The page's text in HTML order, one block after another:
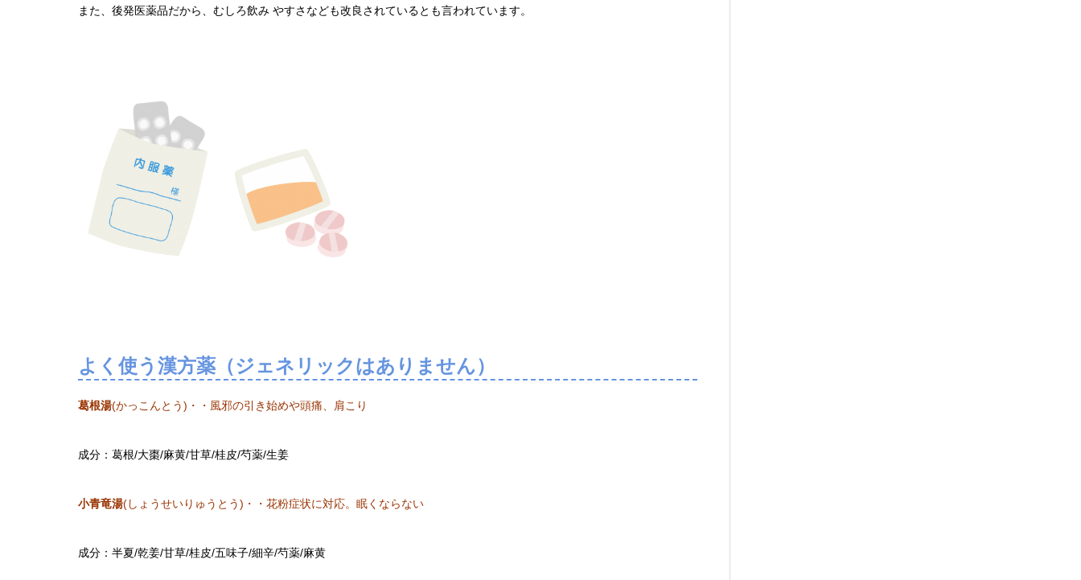
また、後発医薬品だから、むしろ飲み やすさなども改良されているとも言われています。
よく使う漢方薬（ジェネリックはありません）
葛根湯(かっこんとう)・・風邪の引き始めや頭痛、肩こり
成分：葛根/大棗/麻黄/甘草/桂皮/芍薬/生姜
小青竜湯(しょうせいりゅうとう)・・花粉症状に対応。眠くならない
成分：半夏/乾姜/甘草/桂皮/五味子/細辛/芍薬/麻黄